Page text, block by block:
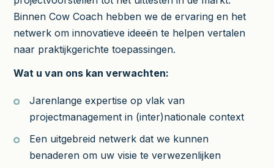
Binnen Cow Coach hebben we de ervaring en het
netwerk om innovatieve ideeën te helpen vertalen
naar praktijkgerichte toepassingen.
Wat u van ons kan verwachten:
Jarenlange expertise op vlak van
projectmanagement in (inter)nationale context
Een uitgebreid netwerk dat we kunnen
benaderen om uw visie te verwezenlijken